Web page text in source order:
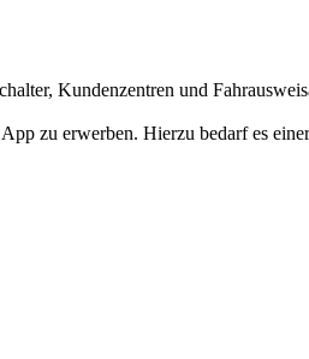
Kundenzentren und
zu erwerben. Hierzu bedarf es